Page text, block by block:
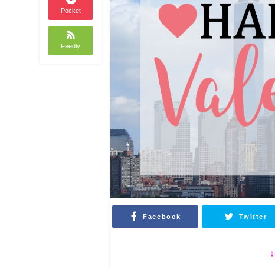
Pocket
Feedly
Facebook Twitter